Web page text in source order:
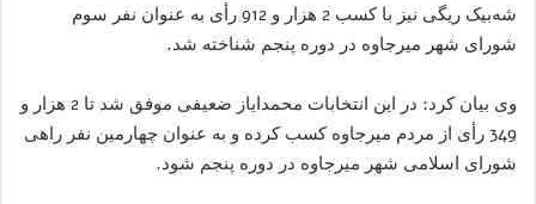
شه‌بیک ریگی نیز با کسب 2 هزار و 912 رأی به عنوان نفر سوم
شورای شهر میرجاوه در دوره پنجم شناخته شد.
وی بیان کرد: در این انتخابات محمدایاز ضعیفی موفق شد تا 2 هزار و
349 رأی از مردم میرجاوه کسب کرده و به عنوان چهارمین نفر راهی
شورای اسلامی شهر میرجاوه در دوره پنجم شود.